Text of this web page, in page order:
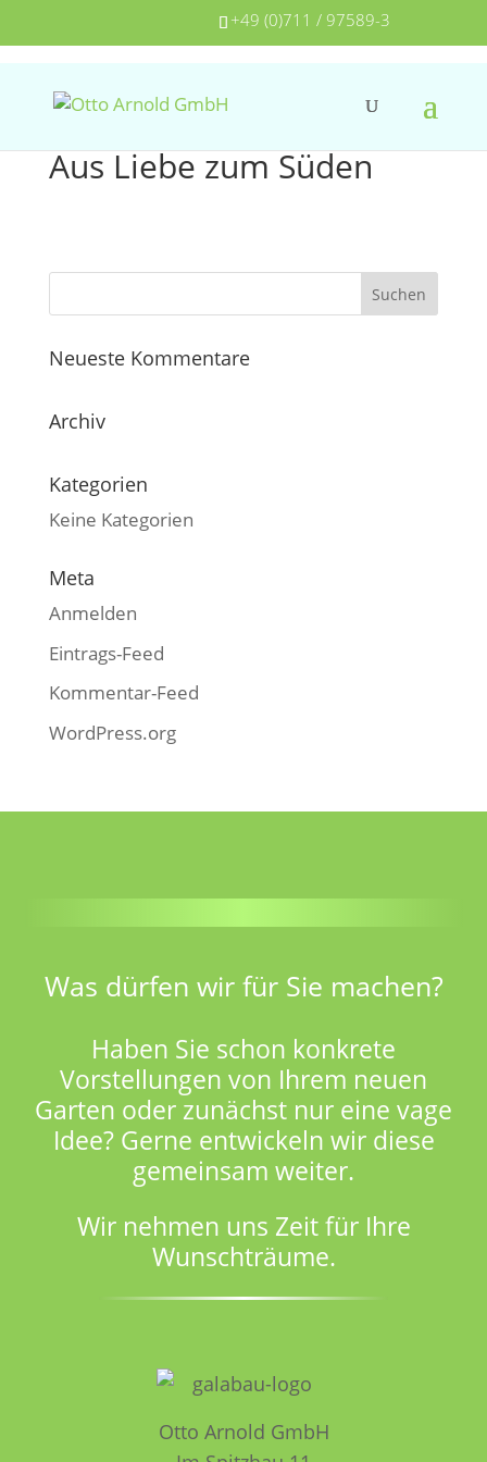
+49 (0)711 / 97589-3
Aus Liebe zum Süden
Neueste Kommentare
Archiv
Kategorien
Keine Kategorien
Meta
Anmelden
Eintrags-Feed
Kommentar-Feed
WordPress.org
Was dürfen wir für Sie machen?
Haben Sie schon konkrete
Vorstellungen von Ihrem neuen
Garten oder zunächst nur eine vage
Idee? Gerne entwickeln wir diese
gemeinsam weiter.
Wir nehmen uns Zeit für Ihre
Wunschträume.
Otto Arnold GmbH